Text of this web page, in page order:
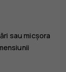
sau micșora